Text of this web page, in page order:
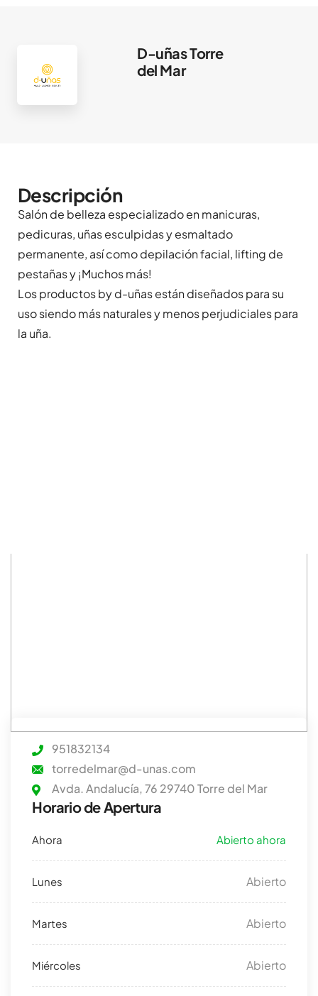
D-uñas Torre
del Mar
Descripción
Salón de belleza especializado en manicuras,
pedicuras, uñas esculpidas y esmaltado
permanente, así como depilación facial, lifting de
pestañas y ¡Muchos más!
Los productos by d-uñas están diseñados para su
uso siendo más naturales y menos perjudiciales para
la uña.
951832134
torredelmar@d-unas.com
Avda. Andalucía, 76 29740 Torre del Mar
Horario de Apertura
Abierto
Abierto
Abierto